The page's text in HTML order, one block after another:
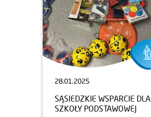
28.01.2025
SĄSIEDZKIE WSPARCIE DLA
SZKOŁY PODSTAWOWEJ